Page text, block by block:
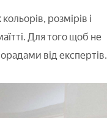
розмірів і
Для того щоб не
від експертів.